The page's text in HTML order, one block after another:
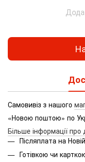
Самовивіз з нашого
«Новою поштою» по
Більше інформації про
Післяплата на
Готівкою чи